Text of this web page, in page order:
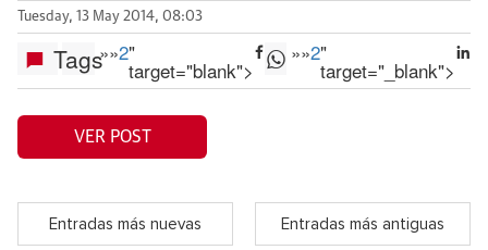
Tuesday, 13 May 2014, 08:03
Tags»»2"
target="blank">
»»2"
target="_blank">
VER POST
Entradas más nuevas Entradas más antiguas